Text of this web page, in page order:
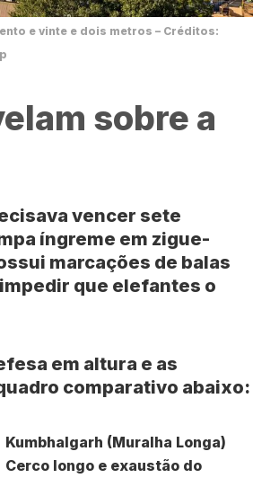
e vinte e dois metros – Créditos:
sobre a
vencer sete
íngreme em zigue-
marcações de balas
que elefantes o
em altura e as
comparativo abaixo:
Kumbhalgarh (Muralha Longa)
Cerco longo e exaustão do